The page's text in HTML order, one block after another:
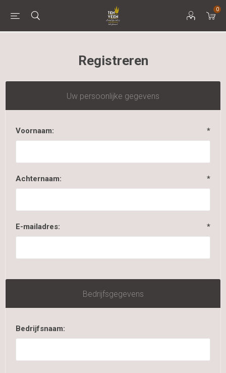
0
Registreren
Uw persoonlijke gegevens
Voornaam: *
Achternaam: *
E-mailadres: *
Bedrijfsgegevens
Bedrijfsnaam: